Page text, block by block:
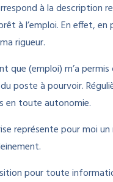
à la description
à l’emploi. En effet,
rigueur.
que (emploi) m’a
poste à pourvoir.
en toute autonomie.
représente pour moi
pour toute